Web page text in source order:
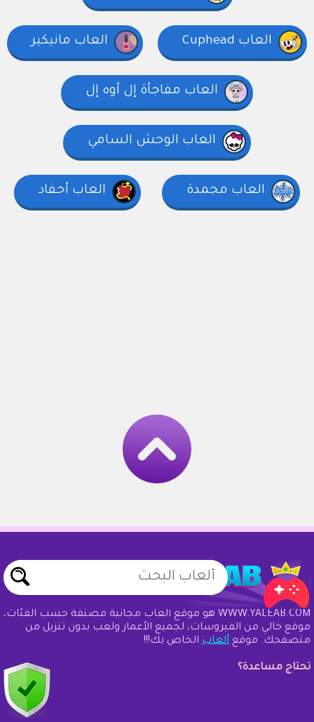
العاب Cuphead العاب مانيكير
العاب مفاجأة إل أوه إل
العاب الوحش السامي
العاب مجمدة العاب أحفاد
WWW.YALEAB.COM هو موقع ألعاب مجانية مصنفة حسب الفئات،
موقع خالي من الفيروسات، لجميع الأعمار ولعب بدون تنزيل من
متصفحك. موقع ألعاب الخاص بك!!!
تحتاج مساعدة؟